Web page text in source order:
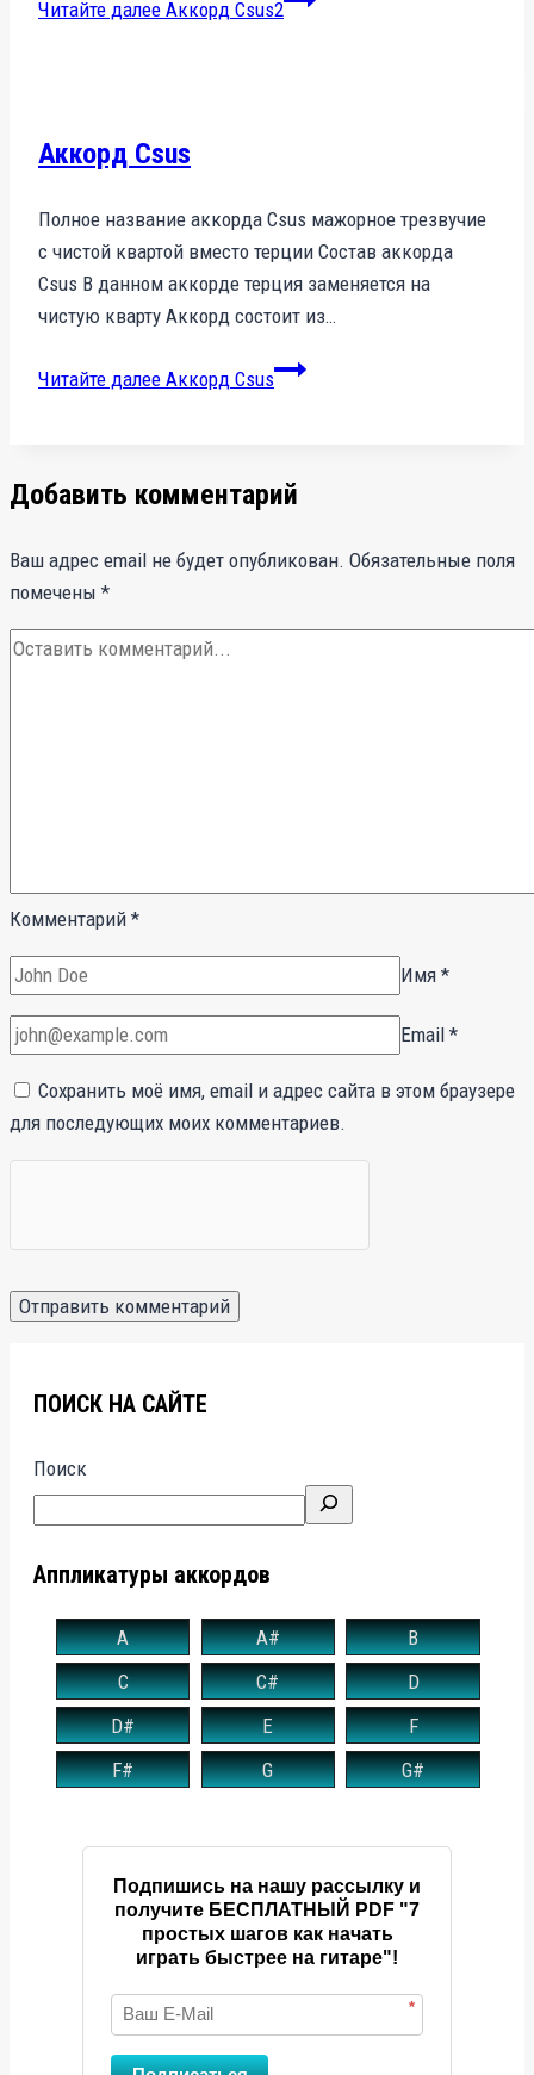
Читайте далее Аккорд Csus2
Аккорд Csus
Полное название аккорда Csus мажорное трезвучие
с чистой квартой вместо терции Состав аккорда
Csus В данном аккорде терция заменяется на
чистую кварту Аккорд состоит из…
Читайте далее Аккорд Csus
Добавить комментарий
Ваш адрес email не будет опубликован. Обязательные поля
помечены *
Комментарий *
Имя *
Email *
Сохранить моё имя, email и адрес сайта в этом браузере
для последующих моих комментариев.
ПОИСК НА САЙТЕ
Поиск
Аппликатуры аккордов
A A#
B
C
C#
D
D#
E
F
F#
G G#
Подпишись на нашу рассылку и
получите БЕСПЛАТНЫЙ PDF "7
простых шагов как начать
играть быстрее на гитаре"!
*